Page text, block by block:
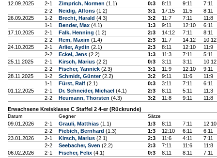
12.09.2025 2-1 Zimprich, Normen (1.1) 0:3 8:11 9:11
7:11
2-2
Neidig, Alfons (1.2) 3:1 17:15 11:5
8:11
26.09.2025
1-2 Brecht, Harald (4.3) 3:2 11:7 7:11
11:8
1-1
Bender, Max (4.1) 1:3 9:11 12:10
6:11
17.10.2025
2-1 Falk, Henning (1.2) 2:3 14:12 7:11
8:11
2-2
Rem, Maxim (1.4) 2:3 11:7 14:12
10:12
24.10.2025
2-1 Arlier, Aydin (2.1) 2:3 8:11 12:10
11:9
2-2
Eckel, Jens (2.2) 1:3 11:3 7:11
5:11
25.11.2025
2-1 Kirsch, Marius (2.2) 0:3 3:11 3:11
10:12
2-2
Fischer, Yannick (2.3) 3:1 11:9 12:10
9:11
28.11.2025
1-2 Schmidt, Günter(2.2) 3:2 9:11 11:6
11:9
1-1
Fürst, Ralf (2.1) 0:3 3:11 7:11
6:11
01.12.2025
2-1 Dr. Schneider, Michael (4.1) 2:3 8:11 5:11
11:3
2-2
Heumann, Thorsten (4.3) 3:2 11:8 9:11
11:8
Erwachsene Kreisklasse C Staffel 2 4-er (Rückrunde)
Datum Gegner Sätze
09.01.2026 2-1 Grauli, Matthias (1.1) 1:3 8:11 7:11
12:10
2-2
Fiebich, Bernhard (1.3) 1:3 12:10 6:11
6:11
23.01.2026
2-1 Kirsch, Marius (2.1) 2:3 11:6 4:11
7:11
2-2
Seebacher, Sven (2.2) 2:3 7:11 11:6
11:8
06.02.2026
2-1 Fischer, Felix (4.1) 0:3 8:11 8:11
7:11